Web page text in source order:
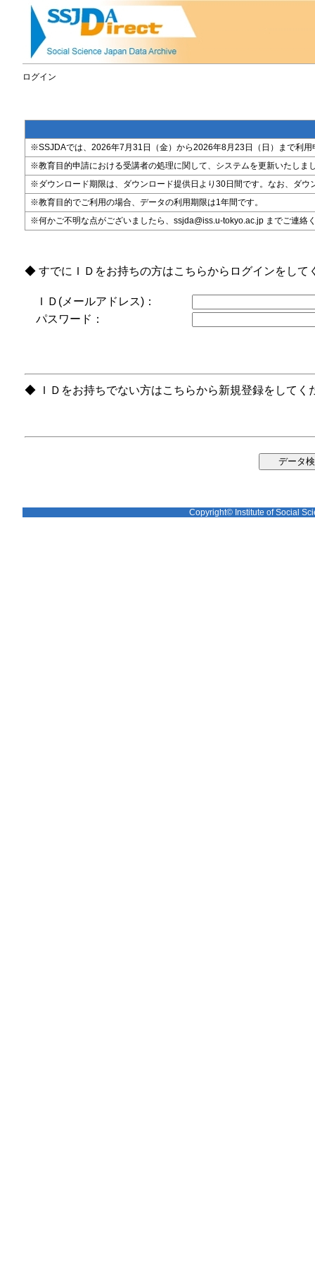
ログイン
※SSJDAでは、2026年7月31日（金）から2026年8月23日（日）まで利
※教育目的申請における受講者の処理に関して、システムを更新いたしま
※ダウンロード期限は、ダウンロード提供日より30日間です。なお、ダ
※教育目的でご利用の場合、データの利用期限は1年間です。
※何かご不明な点がございましたら、ssjda@iss.u-tokyo.ac.jp までご連絡
◆ すでにＩＤをお持ちの方はこちらからログインをして
ＩＤ(メールアドレス)：
パスワード：
◆ ＩＤをお持ちでない方はこちらから新規登録をしてく
Copyright© Institute of Social